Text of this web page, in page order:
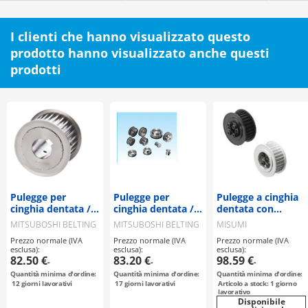
I clienti che hanno visualizzato questo
prodotto hanno visualizzato anche questi
prodotti
Pulegge per
cinghia dentata /
S8M / puleggia
flangiata
selezionabile /
configurabile /
acciaio / brunito,
nichelatura
chimica / S8M0300
MITSUBOSHI BELTING
Prezzo normale (IVA
esclusa):
82.50 €-
Quantità minima d'ordine:
12giorni lavorativi
Pulegge per
cinghia dentata /
S8M / puleggia
flangiata
selezionabile /
configurabile /
acciaio
MITSUBOSHI BELTING
Prezzo normale (IVA
esclusa):
83.20 €-
Quantità minima d'ordine:
17giorni lavorativi
Pulegge a cinghia
dentata con
bussole di
tensionamento /
manicotto
compatto / S8M /
puleggia flangiata
selezionabile /
alluminio, acciaio
MISUMI
Prezzo normale (IVA
esclusa):
98.59 €-
Quantità minima d'ordine:
Articolo a stock: 1 giorno
lavorativo
Disponibile